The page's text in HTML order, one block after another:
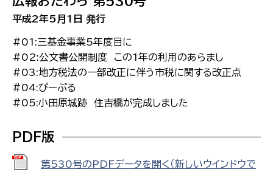
平成2年5月1日 発行
#01:三基金事業5年度目に
#02:公文書公開制度 この1年の利用のあらまし
#03:地方税法の一部改正に伴う市税に関する改正点
#04:ぴーぷる
#05:小田原城跡 住吉橋が完成しました
PDF版
第530号のPDFデータを開く（新しいウインドウで